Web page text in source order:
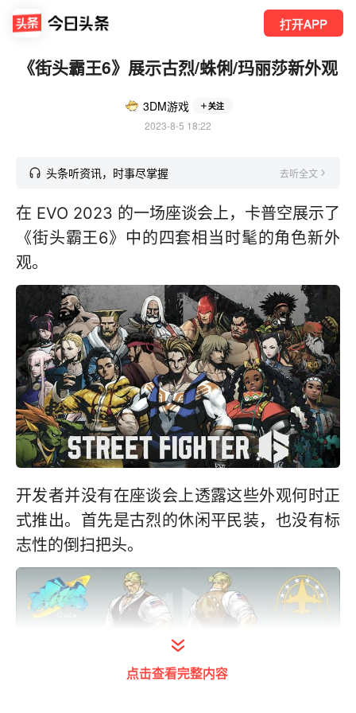
打开APP
《街头霸王6》展示古烈/蛛俐/玛丽莎新外观
3DM游戏 关注
2023-8-5 18:22
头条听资讯，时事尽掌握 去听全文
在 EVO 2023 的一场座谈会上，卡普空展示了
《街头霸王6》中的四套相当时髦的角色新外
观。
开发者并没有在座谈会上透露这些外观何时正
式推出。首先是古烈的休闲平民装，也没有标
志性的倒扫把头。
点击查看完整内容